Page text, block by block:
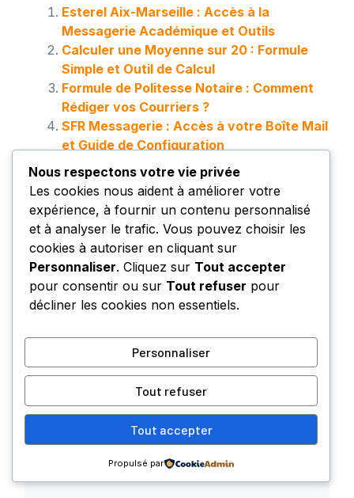
Esterel Aix-Marseille : Accès à la
Messagerie Académique et Outils
Calculer une Moyenne sur 20 : Formule
Simple et Outil de Calcul
Formule de Politesse Notaire : Comment
Rédiger vos Courriers ?
SFR Messagerie : Accès à votre Boîte Mail
et Guide de Configuration
Urbanweb : Portail de Connexion des Agents
RATP (Espace Salarié)
Urbanweb : Connexion au Portail RH et
Services RATP
Laisser un commentaire
Nous respectons votre vie privée
Les cookies nous aident à améliorer votre
expérience, à fournir un contenu personnalisé
et à analyser le trafic. Vous pouvez choisir les
cookies à autoriser en cliquant sur
Personnaliser. Cliquez sur Tout accepter
pour consentir ou sur Tout refuser pour
décliner les cookies non essentiels.
Personnaliser
Tout refuser
Tout accepter
Propulsé par